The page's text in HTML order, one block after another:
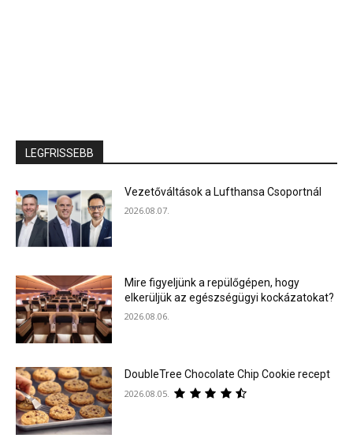
LEGFRISSEBB
Vezetőváltások a Lufthansa Csoportnál
2026.08.07.
Mire figyeljünk a repülőgépen, hogy
elkerüljük az egészségügyi kockázatokat?
2026.08.06.
DoubleTree Chocolate Chip Cookie recept
2026.08.05.